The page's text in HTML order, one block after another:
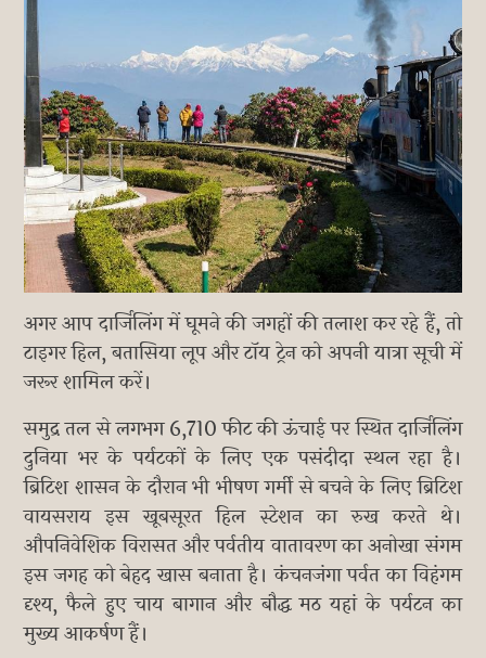
अगर आप दार्जिलिंग में घूमने की जगहों की तलाश कर रहे हैं, तो
टाइगर हिल, बतासिया लूप और टॉय ट्रेन को अपनी यात्रा सूची में
जरूर शामिल करें।
समुद्र तल से लगभग 6,710 फीट की ऊंचाई पर स्थित दार्जिलिंग
दुनिया भर के पर्यटकों के लिए एक पसंदीदा स्थल रहा है।
ब्रिटिश शासन के दौरान भी भीषण गर्मी से बचने के लिए ब्रिटिश
वायसराय इस खूबसूरत हिल स्टेशन का रुख करते थे।
औपनिवेशिक विरासत और पर्वतीय वातावरण का अनोखा संगम
इस जगह को बेहद खास बनाता है। कंचनजंगा पर्वत का विहंगम
दृश्य, फैले हुए चाय बागान और बौद्ध मठ यहां के पर्यटन का
मुख्य आकर्षण हैं।